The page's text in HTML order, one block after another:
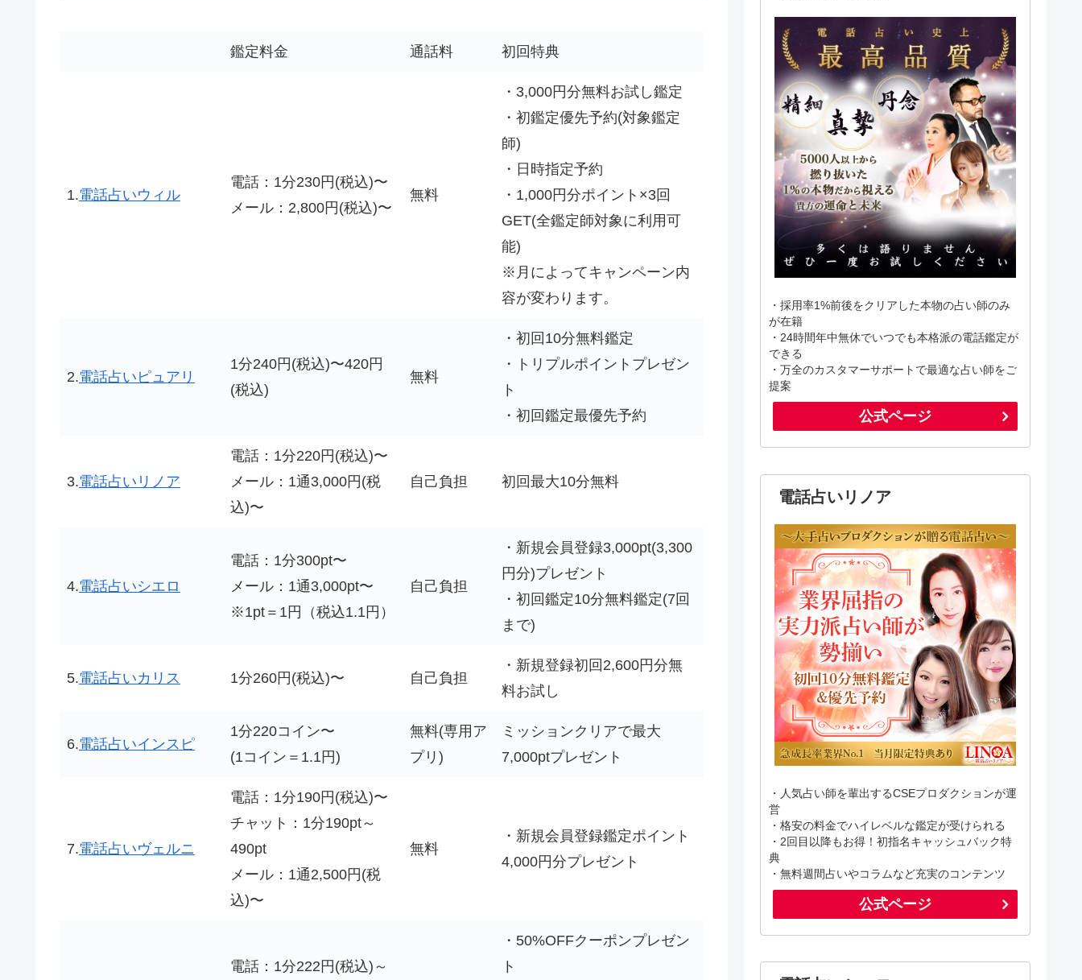
鑑定料金 通話料 初回特典
1.電話占いウィル
電話：1分230円(税込)〜
メール：2,800円(税込)〜
無料
・3,000円分無料お試し鑑定
・初鑑定優先予約(対象鑑定
師)
・日時指定予約
・1,000円分ポイント×3回
GET(全鑑定師対象に利用可
能)
※月によってキャンペーン内
容が変わります。
2.電話占いピュアリ
1分240円(税込)〜420円
(税込)
無料
・初回10分無料鑑定
・トリプルポイントプレゼン
ト
・初回鑑定最優先予約
3.電話占いリノア
電話：1分220円(税込)〜
メール：1通3,000円(税
込)〜
自己負担 初回最大10分無料
4.電話占いシエロ
電話：1分300pt〜
メール：1通3,000pt〜
※1pt＝1円（税込1.1円）
自己負担
・新規会員登録3,000pt(3,300
円分)プレゼント
・初回鑑定10分無料鑑定(7回
まで)
5.電話占いカリス 1分260円(税込)〜 自己負担
・新規登録初回2,600円分無
料お試し
6.電話占いインスピ
1分220コイン〜
(1コイン＝1.1円)
無料(専用ア
プリ)
ミッションクリアで最大
7,000ptプレゼント
7.電話占いヴェルニ
電話：1分190円(税込)〜
チャット：1分190pt～
490pt
メール：1通2,500円(税
込)〜
無料
・新規会員登録鑑定ポイント
4,000円分プレゼント
電話：1分222円(税込)～
・50%OFFクーポンプレゼン
ト
・採用率1%前後をクリアした本物の占い師のみ
が在籍
・24時間年中無休でいつでも本格派の電話鑑定が
できる
・万全のカスタマーサポートで最適な占い師をご
提案
公式ページ
電話占いリノア
・人気占い師を輩出するCSEプロダクションが運
営
・格安の料金でハイレベルな鑑定が受けられる
・2回目以降もお得！初指名キャッシュバック特
典
・無料週間占いやコラムなど充実のコンテンツ
公式ページ